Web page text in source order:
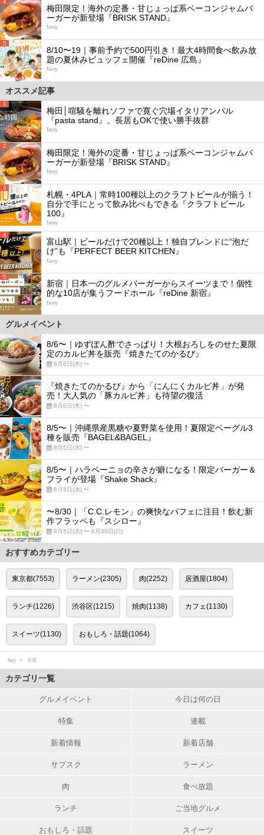
4
梅田限定！海外の定番・甘じょっぱ系ベーコンジャムバ
ーガーが新登場『BRISK STAND』
favy
5
8/10〜19｜事前予約で500円引き！最大4時間食べ飲み放
題の夏休みビュッフェ開催『reDine 広島』
favy
オススメ記事
1
梅田│喧騒を離れソファで寛ぐ穴場イタリアンバル
『pasta stand』。長居もOKで使い勝手抜群
favy
2
梅田限定！海外の定番・甘じょっぱ系ベーコンジャムバ
ーガーが新登場『BRISK STAND』
favy
3
札幌・4PLA｜常時100種以上のクラフトビールが揃う！
自分で手にとって飲み比べもできる『クラフトビール
100』
favy
4
富山駅｜ビールだけで20種以上！独自ブレンドに“泡だ
け”も『PERFECT BEER KITCHEN』
favy
5
新宿｜日本一のグルメバーガーからスイーツまで！個性
的な10店が集うフードホール『reDine 新宿』
favy
グルメイベント
8/6〜｜ゆずぽん酢でさっぱり！大根おろしをのせた夏限
定のカルビ丼を販売『焼きたてのかるび』
8月6日(木) 〜
『焼きたてのかるび』から「にんにくカルビ丼」が発
売！大人気の「豚カルビ丼」も待望の復活
8月6日(木) 〜
8/5〜｜沖縄県産黒糖や夏野菜を使用！夏限定ベーグル3
種を販売『BAGEL&BAGEL』
8月5日(水) 〜
8/5〜｜ハラペーニョの辛さが癖になる！限定バーガー＆
フライが登場『Shake Shack』
8月5日(水) 〜
〜8/30｜「C.C.レモン」の爽快なパフェに注目！飲む新
作フラッペも『スシロー』
8月5日(水) 〜 8月30日(日)
おすすめカテゴリー
東京都(7553) ラーメン(2305) 肉(2252) 居酒屋(1804)
ランチ(1226) 渋谷区(1215) 焼肉(1138) カフェ(1130)
スイーツ(1130) おもしろ・話題(1064)
favy 草場
カテゴリ一覧
グルメイベント 今日は何の日
特集 連載
新着情報 新着店舗
サブスク ラーメン
肉 食べ放題
ランチ ご当地グルメ
おもしろ・話題 スイーツ